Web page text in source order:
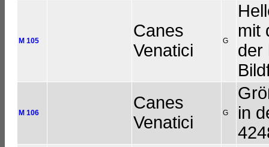
M 105
Canes
Venatici
G
mit
der
M 106
Canes
Venatici
G
in